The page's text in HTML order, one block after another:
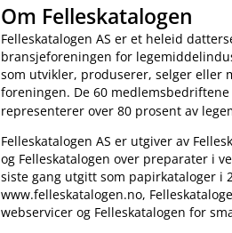
Om Felleskatalogen
Felleskatalogen AS er et heleid
bransjeforeningen for
som utvikler, produserer, selger eller
foreningen. De 60
representerer over 80 prosent av
Felleskatalogen AS er utgiver av
og Felleskatalogen over preparater i
siste gang utgitt som papirkataloger i
www.felleskatalogen.no,
webservicer og Felleskatalogen for